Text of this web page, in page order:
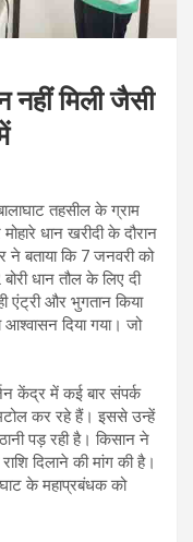
नहीं मिली जैसी
तहसील के ग्राम
धान खरीदी के दौरान
ने बताया कि 7 जनवरी को
धान तौल के लिए दी
एंट्री और भुगतान किया
दिया गया। जो
केंद्र में कई बार संपर्क
कर रहे हैं। इससे उन्हें
पड़ रही है। किसान ने
दिलाने की मांग की है।
के महाप्रबंधक को